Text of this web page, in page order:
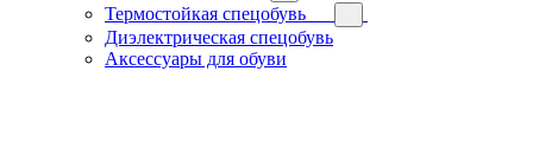
Термостойкая спецобувь
Диэлектрическая спецобувь
Аксессуары для обуви